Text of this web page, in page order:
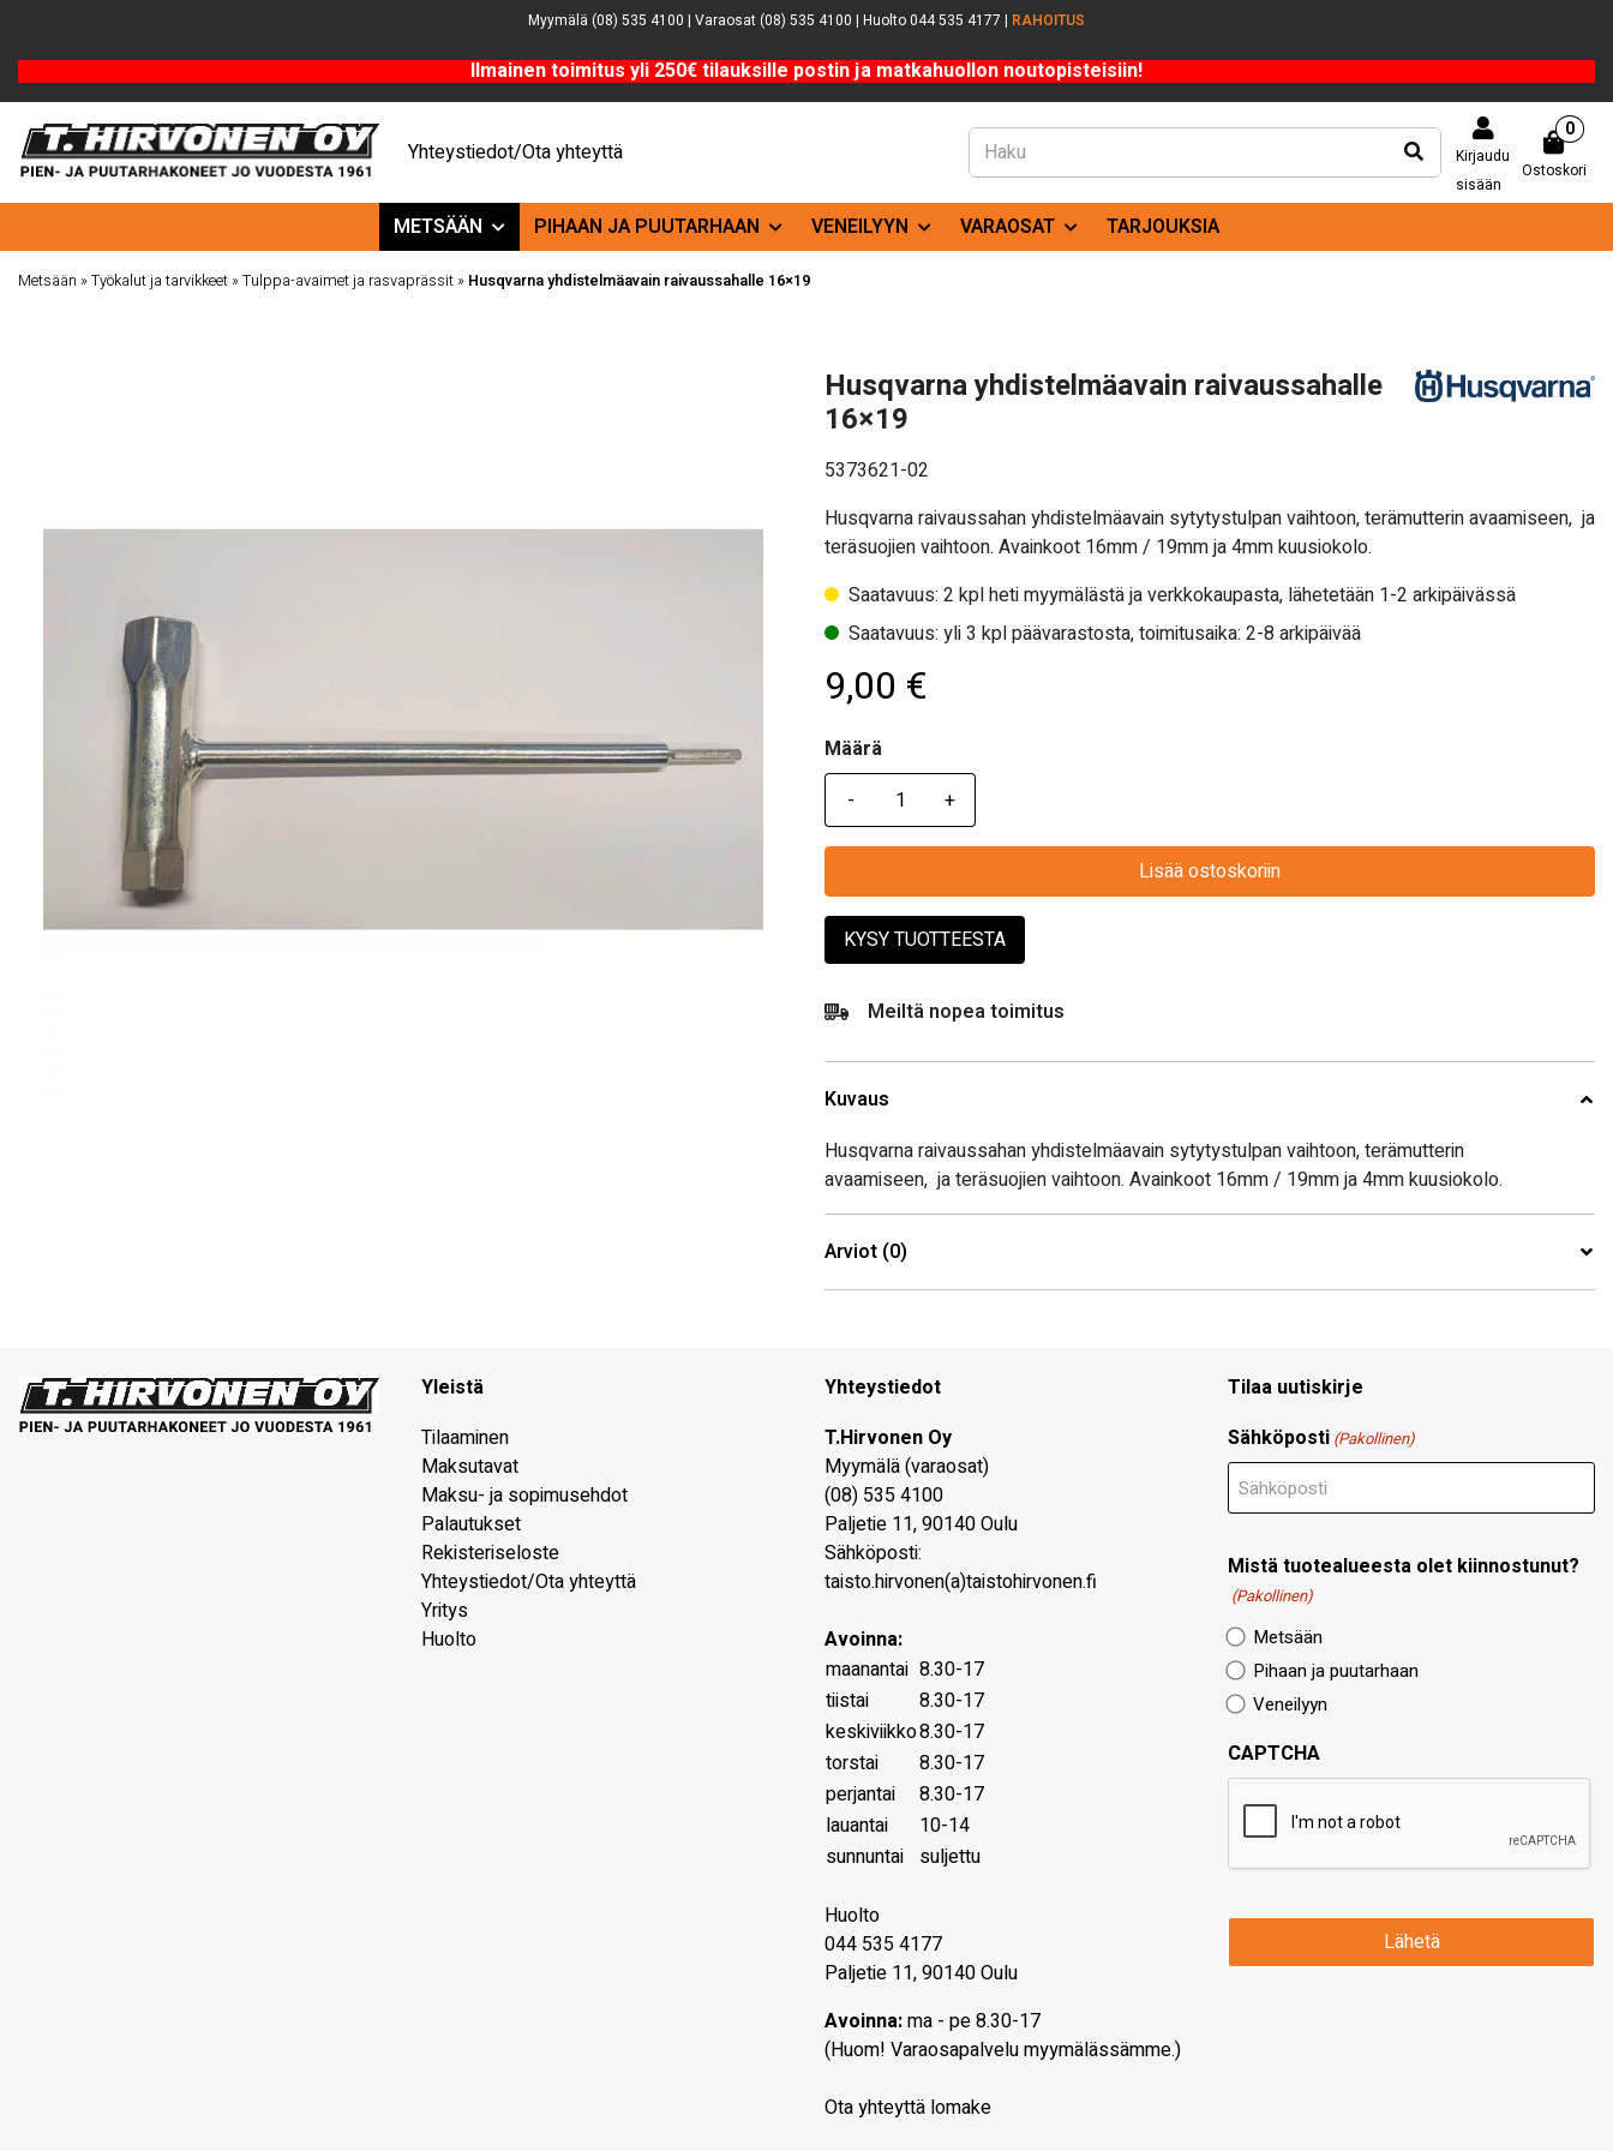
Myymälä (08) 535 4100 | Varaosat (08) 535 4100 | Huolto 044 535 4177 | RAHOITUS
Ilmainen toimitus yli 250€ tilauksille postin ja matkahuollon noutopisteisiin!
Yhteystiedot/Ota yhteyttä
Kirjaudu
sisään
Ostoskori
0
METSÄÄN PIHAAN JA PUUTARHAAN VENEILYYN VARAOSAT TARJOUKSIA
Metsään »Työkalut ja tarvikkeet »Tulppa-avaimet ja rasvaprässit » Husqvarna yhdistelmäavain raivaussahalle 16×19
Husqvarna yhdistelmäavain raivaussahalle
16×19
5373621-02
Husqvarna raivaussahan yhdistelmäavain sytytystulpan vaihtoon, terämutterin avaamiseen, ja
teräsuojien vaihtoon. Avainkoot 16mm / 19mm ja 4mm kuusiokolo.
Saatavuus: 2 kpl heti myymälästä ja verkkokaupasta, lähetetään 1-2 arkipäivässä
Saatavuus: yli 3 kpl päävarastosta, toimitusaika: 2-8 arkipäivää
9,00 €
Määrä
Määrä
Lisää ostoskoriin
KYSY TUOTTEESTA
Meiltä nopea toimitus
Kuvaus
Husqvarna raivaussahan yhdistelmäavain sytytystulpan vaihtoon, terämutterin
avaamiseen, ja teräsuojien vaihtoon. Avainkoot 16mm / 19mm ja 4mm kuusiokolo.
Arviot (0)
Yleistä
Tilaaminen
Maksutavat
Maksu- ja sopimusehdot
Palautukset
Rekisteriseloste
Yhteystiedot/Ota yhteyttä
Yritys
Huolto
Yhteystiedot
T.Hirvonen Oy
Myymälä (varaosat)
(08) 535 4100
Paljetie 11,90140Oulu
Sähköposti:
taisto.hirvonen(a)taistohirvonen.fi
Avoinna:
maanantai 8.30-17
tiistai
8.30-17
keskiviikko8.30-17
torstai
8.30-17
perjantai
8.30-17
lauantai
10-14
sunnuntai suljettu
Huolto
044 535 4177
Paljetie 11, 90140 Oulu
Avoinna:ma - pe 8.30-17
(Huom! Varaosapalvelu myymälässämme.)
Ota yhteyttä lomake
Tilaa uutiskirje
Sähköposti (Pakollinen)
Mistä tuotealueesta olet kiinnostunut?
(Pakollinen)
Metsään
Pihaan ja puutarhaan
Veneilyyn
CAPTCHA